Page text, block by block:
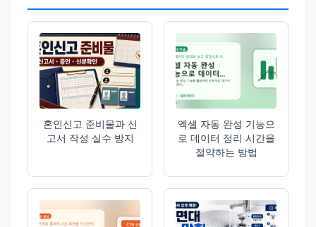
혼인신고 준비물과 신
고서 작성 실수 방지
엑셀 자동 완성 기능으
로 데이터 정리 시간을
절약하는 방법